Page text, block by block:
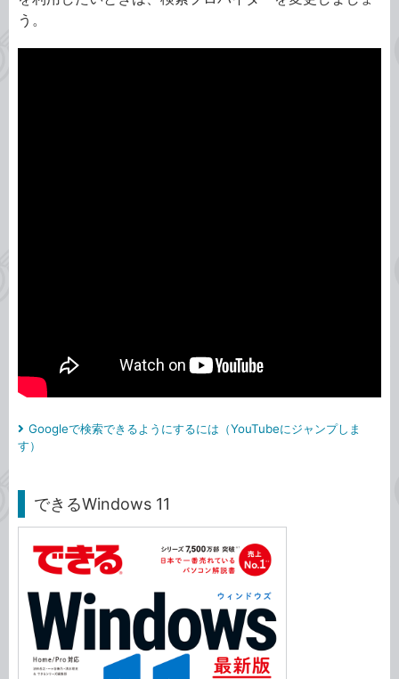
う。
Googleで検索できるようにするには（YouTubeにジャンプしま
す）
できるWindows 11